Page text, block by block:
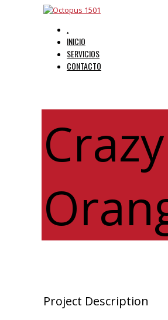
INICIO
SERVICIOS
CONTACTO
Crazy
Project Description